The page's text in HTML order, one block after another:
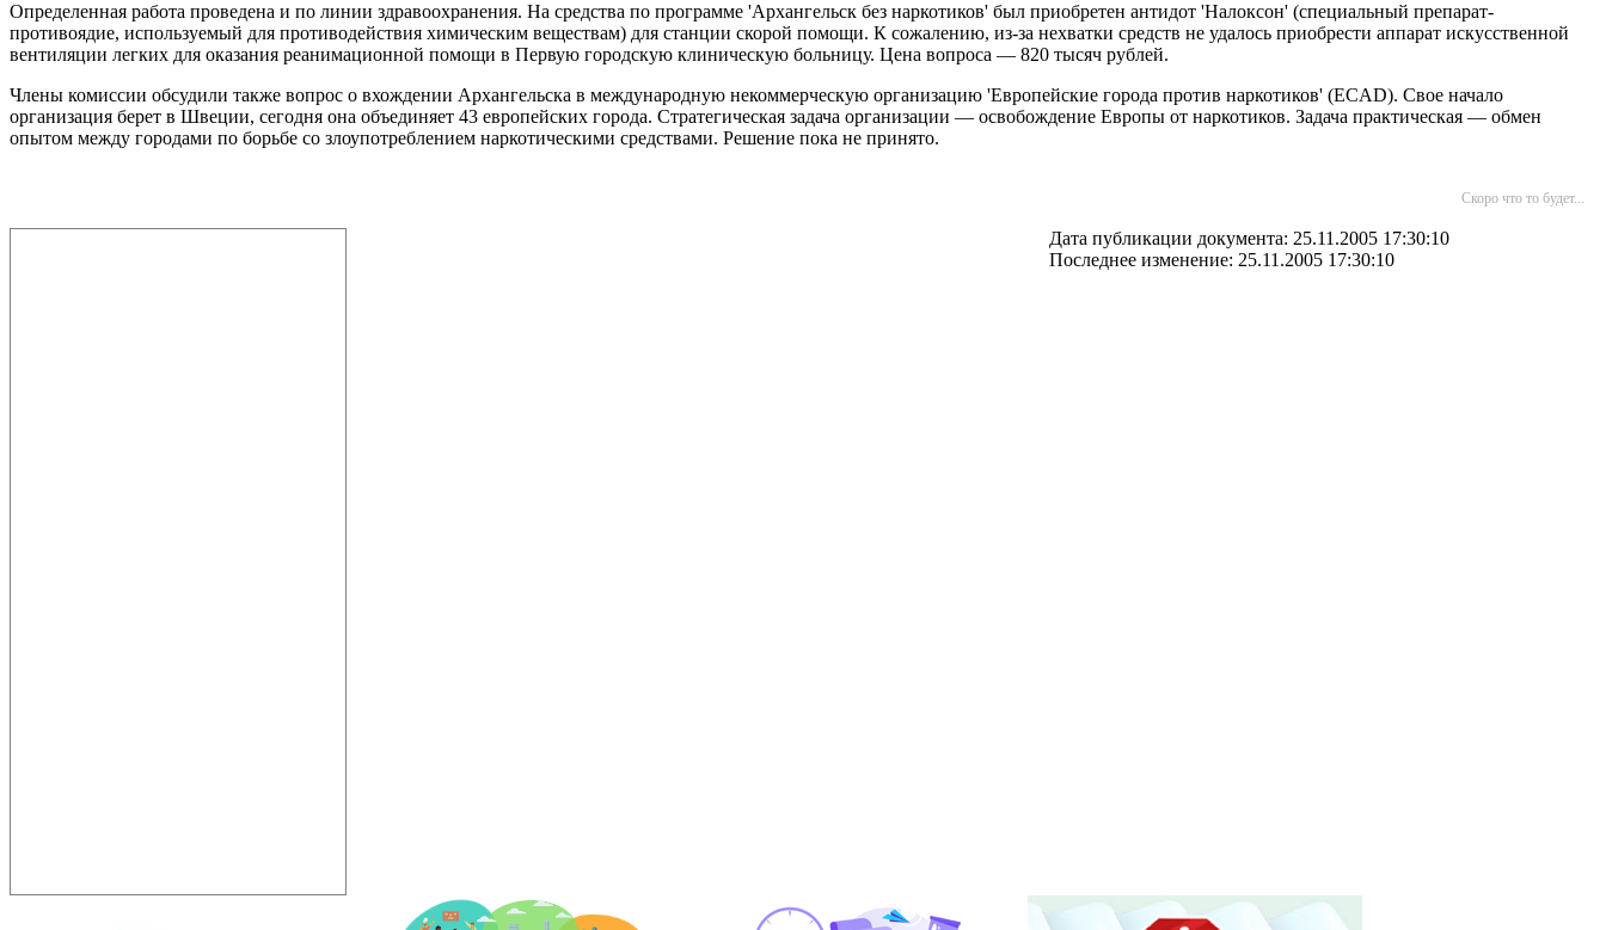
Определенная работа проведена и по линии здравоохранения. На средства по программе 'Архангельск без наркотиков' был приобретен антидот 'Налоксон' (специальный препарат-
противоядие, используемый для противодействия химическим веществам) для станции скорой помощи. К сожалению, из-за нехватки средств не удалось приобрести аппарат искусственной
вентиляции легких для оказания реанимационной помощи в Первую городскую клиническую больницу. Цена вопроса — 820 тысяч рублей.
Члены комиссии обсудили также вопрос о вхождении Архангельска в международную некоммерческую организацию 'Европейские города против наркотиков' (ECAD). Свое начало
организация берет в Швеции, сегодня она объединяет 43 европейских города. Стратегическая задача организации — освобождение Европы от наркотиков. Задача практическая — обмен
опытом между городами по борьбе со злоупотреблением наркотическими средствами. Решение пока не принято.
Скоро что то будет...
Дата публикации документа: 25.11.2005 17:30:10
Последнее изменение: 25.11.2005 17:30:10